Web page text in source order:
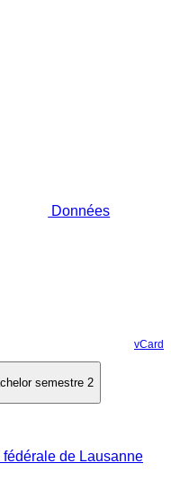
Données
vCard
semestre 2